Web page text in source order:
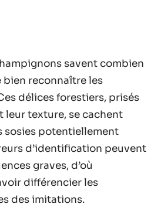
savent combien
reconnaître les
délices forestiers, prisés
leur texture, se cachent
sosies potentiellement
d’identification peuvent
graves, d’où
différencier les
des imitations.